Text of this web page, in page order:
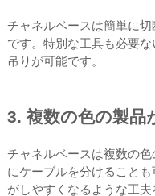
チャネルベースは簡単に
です。特別な工具も必要
吊りが可能です。
3. 複数の色の製品
チャネルベースは複数の
にケーブルを分けること
がしやすくなるような工